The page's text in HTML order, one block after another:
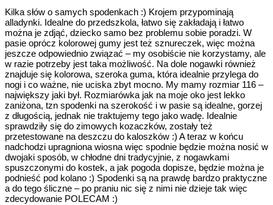
Kilka słów o samych spodenkach :) Krojem przypominają
alladynki. Idealne do przedszkola, łatwo się zakładają i łatwo
można je zdjąć, dziecko samo bez problemu sobie poradzi. W
pasie oprócz kolorowej gumy jest też sznureczek, więc można
jeszcze odpowiednio związać – my osobiście nie korzystamy, ale
w razie potrzeby jest taka możliwość. Na dole nogawki również
znajduje się kolorowa, szeroka guma, która idealnie przylega do
nogi i co ważne, nie uciska zbyt mocno. My mamy rozmiar 116 –
największy jaki był. Rozmiarówka jak na moje oko jest lekko
zaniżona, tzn spodenki na szerokość i w pasie są idealne, gorzej
z długością, jednak nie traktujemy tego jako wadę. Idealnie
sprawdziły się do zimowych kozaczków, zostały też
przetestowane na deszczu do kaloszków :) A teraz w końcu
nadchodzi upragniona wiosna więc spodnie będzie można nosić w
dwojaki sposób, w chłodne dni tradycyjnie, z nogawkami
spuszczonymi do kostek, a jak pogoda dopisze, będzie można je
podnieść pod kolano :) Spodenki są na prawdę bardzo praktyczne
a do tego śliczne – po praniu nic się z nimi nie dzieje tak więc
zdecydowanie POLECAM :)